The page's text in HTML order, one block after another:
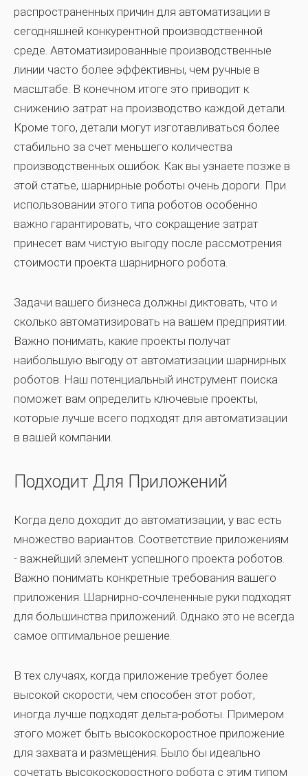
распространенных причин для автоматизации в
сегодняшней конкурентной производственной
среде. Автоматизированные производственные
линии часто более эффективны, чем ручные в
масштабе. В конечном итоге это приводит к
снижению затрат на производство каждой детали.
Кроме того, детали могут изготавливаться более
стабильно за счет меньшего количества
производственных ошибок. Как вы узнаете позже в
этой статье, шарнирные роботы очень дороги. При
использовании этого типа роботов особенно
важно гарантировать, что сокращение затрат
принесет вам чистую выгоду после рассмотрения
стоимости проекта шарнирного робота.
Задачи вашего бизнеса должны диктовать, что и
сколько автоматизировать на вашем предприятии.
Важно понимать, какие проекты получат
наибольшую выгоду от автоматизации шарнирных
роботов. Наш потенциальный инструмент поиска
поможет вам определить ключевые проекты,
которые лучше всего подходят для автоматизации
в вашей компании.
Подходит Для Приложений
Когда дело доходит до автоматизации, у вас есть
множество вариантов. Соответствие приложениям
- важнейший элемент успешного проекта роботов.
Важно понимать конкретные требования вашего
приложения. Шарнирно-сочлененные руки подходят
для большинства приложений. Однако это не всегда
самое оптимальное решение.
В тех случаях, когда приложение требует более
высокой скорости, чем способен этот робот,
иногда лучше подходят дельта-роботы. Примером
этого может быть высокоскоростное приложение
для захвата и размещения. Было бы идеально
сочетать высокоскоростного робота с этим типом